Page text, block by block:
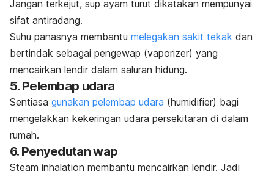
Jangan terkejut, sup ayam turut dikatakan mempunyai
sifat antiradang.
Suhu panasnya membantu melegakan sakit tekak dan
bertindak sebagai pengewap (vaporizer) yang
mencairkan lendir dalam saluran hidung.
5. Pelembap udara
Sentiasa gunakan pelembap udara (humidifier) bagi
mengelakkan kekeringan udara persekitaran di dalam
rumah.
6. Penyedutan wap
Steam inhalation membantu mencairkan lendir. Jadi